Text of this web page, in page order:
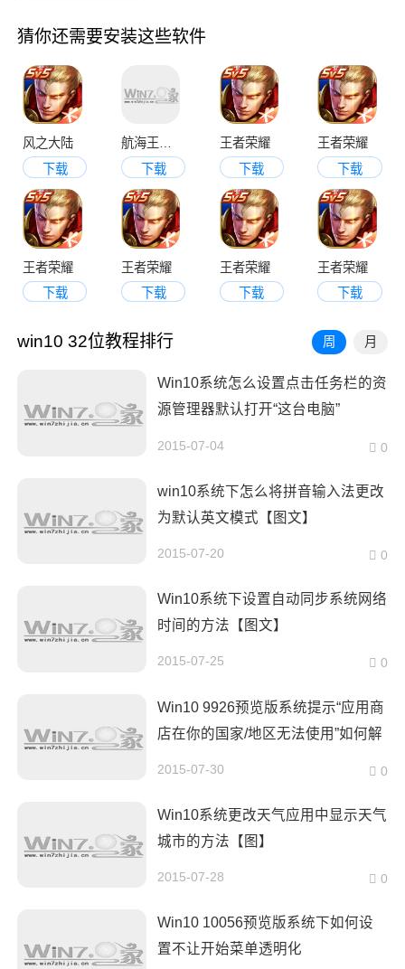
猜你还需要安装这些软件
风之大陆
下载
下载
王者荣耀
下载
王者荣耀
下载
王者荣耀
下载
王者荣耀
下载
王者荣耀
下载
王者荣耀
下载
win10 32位教程排行 周 月
Win10系统怎么设置点击任务栏的资
源管理器默认打开“这台电脑”
2015-07-04 0
win10系统下怎么将拼音输入法更改
为默认英文模式【图文】
2015-07-20 0
Win10系统下设置自动同步系统网络
时间的方法【图文】
2015-07-25 0
Win10 9926预览版系统提示“应用商
店在你的国家/地区无法使用”如何解
2015-07-30 0
Win10系统更改天气应用中显示天气
城市的方法【图】
2015-07-28 0
Win10 10056预览版系统下如何设
置不让开始菜单透明化